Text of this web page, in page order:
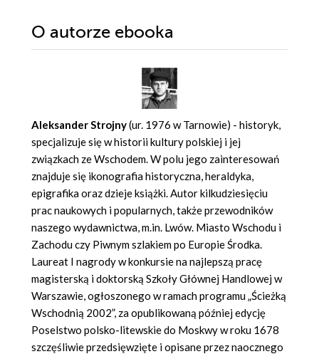
O autorze ebooka
Aleksander Strojny(ur. 1976 w Tarnowie) - historyk,
specjalizuje się w historii kultury polskiej i jej
związkach ze Wschodem. W polu jego zainteresowań
znajduje się ikonografia historyczna, heraldyka,
epigrafika oraz dzieje książki. Autor kilkudziesięciu
prac naukowych i popularnych, także przewodników
naszego wydawnictwa, m.in. Lwów. Miasto Wschodu i
Zachodu czy Piwnym szlakiem po Europie Środka.
Laureat I nagrody w konkursie na najlepszą pracę
magisterską i doktorską Szkoły Głównej Handlowej w
Warszawie, ogłoszonego w ramach programu „Ścieżką
Wschodnią 2002”, za opublikowaną później edycję
Poselstwo polsko-litewskie do Moskwy w roku 1678
szczęśliwie przedsięwzięte i opisane przez naocznego